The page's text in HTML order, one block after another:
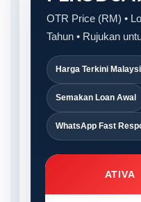
OTR Price (RM) •
Tahun • Rujukan
Harga Terkini
Semakan Loan Awal
WhatsApp Fast
ATIVA